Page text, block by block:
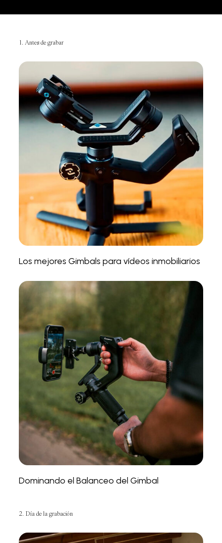
1. Antes de grabar
Los mejores Gimbals para vídeos inmobiliarios
Dominando el Balanceo del Gimbal
2. Día de la grabación